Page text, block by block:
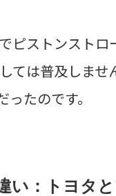
ピストンストロ
は普及しませ
たのです。
い：トヨタ